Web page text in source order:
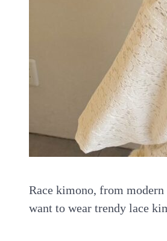
Race kimono, from
want to wear trendy lace